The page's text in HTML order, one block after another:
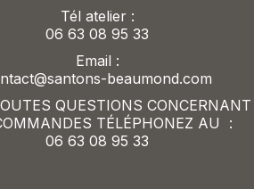
Tél atelier :
06 63 08 95 33
Email :
beaumond.com
QUESTIONS CONCERNANT
TÉLÉPHONEZ AU :
06 63 08 95 33